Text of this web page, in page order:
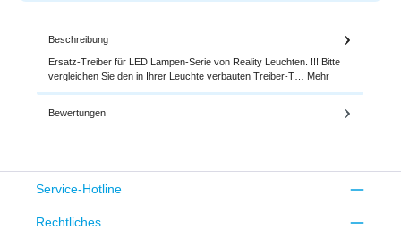
Beschreibung
Ersatz-Treiber für LED Lampen-Serie von Reality Leuchten. !!! Bitte
vergleichen Sie den in Ihrer Leuchte verbauten Treiber-T… Mehr
Bewertungen
Service-Hotline
Rechtliches